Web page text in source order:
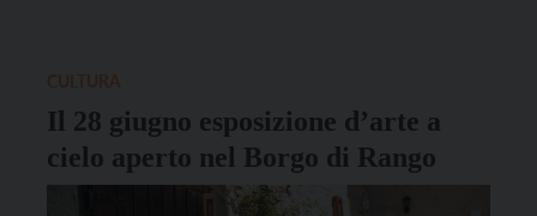
Il 28 giugno esposizione d’arte a
cielo aperto nel Borgo di Rango